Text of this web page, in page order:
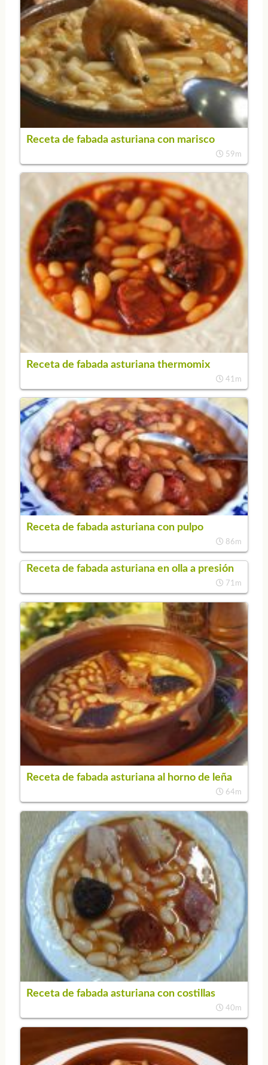
Receta de fabada asturiana con marisco
59m
Receta de fabada asturiana thermomix
41m
Receta de fabada asturiana con pulpo
86m
Receta de fabada asturiana en olla a presión
71m
Receta de fabada asturiana al horno de leña
64m
Receta de fabada asturiana con costillas
40m